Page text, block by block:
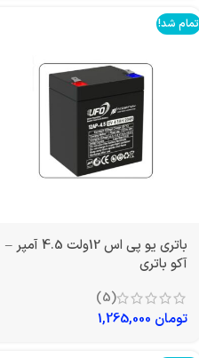
تمام شد!
باتری یو پی اس 12ولت 4.5 آمپر –
آکو باتری
(5)
تومان